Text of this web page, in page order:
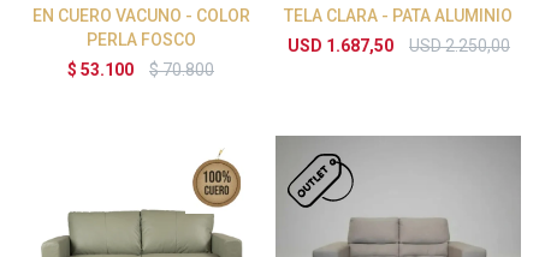
EN CUERO VACUNO - COLOR
PERLA FOSCO
$ 53.100 $70.800
TELA CLARA - PATA ALUMINIO
USD 1.687,50 USD2.250,00